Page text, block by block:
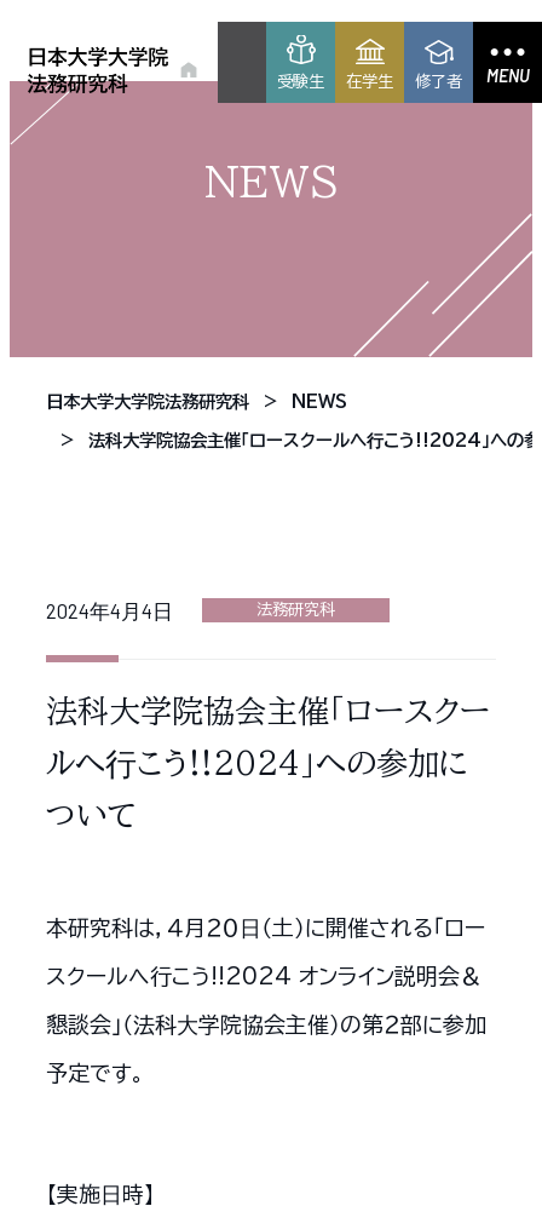
受験生 在学生 修了者 MENU
NEWS
日本大学大学院法務研究科 NEWS
法科大学院協会主催「ロースクールへ⾏こう!!2024」への
2024年4月4日 法務研究科
法科大学院協会主催「ロースクー
ルへ⾏こう!!2024」への参加に
ついて
本研究科は，４月２０⽇（土）に開催される「ロー
スクールへ行こう!!2024 オンライン説明会＆
懇談会」（法科⼤学院協会主催）の第２部に参加
予定です。
【実施⽇時】